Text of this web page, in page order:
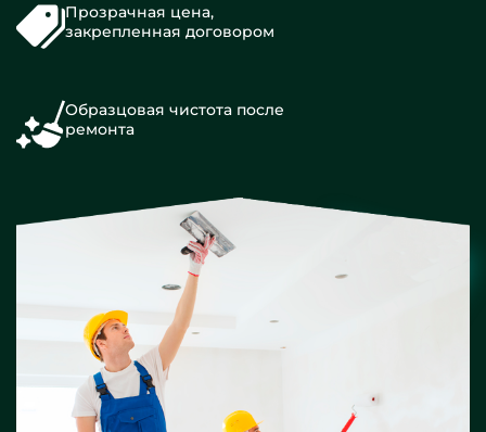
Прозрачная цена,
закрепленная договором
Образцовая чистота после
ремонта